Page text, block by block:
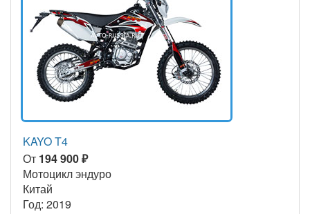
KAYO T4
От 194 900 ₽
Мотоцикл эндуро
Китай
Год: 2019